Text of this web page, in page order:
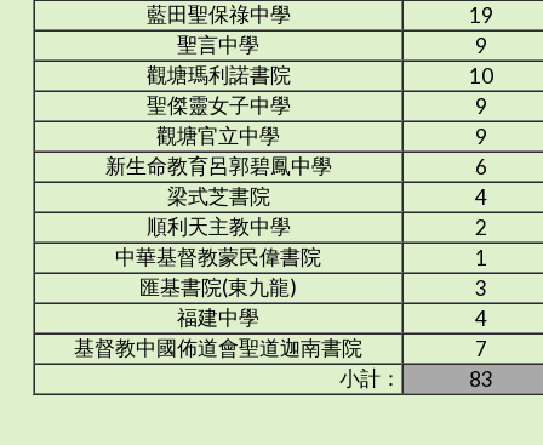
藍田聖保祿中學
19
聖言中學
9
觀塘瑪利諾書院
10
聖傑靈女子中學
9
觀塘官立中學
9
新生命教育呂郭碧鳳中學
6
梁式芝書院
4
順利天主教中學
2
中華基督教蒙民偉書院
1
匯基書院(東九龍)
3
福建中學
4
基督教中國佈道會聖道迦南書院
7
小計：
83